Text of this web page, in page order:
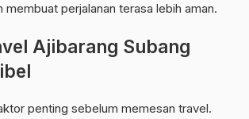
membuat perjalanan terasa lebih aman.
Ajibarang Subang
penting sebelum memesan travel.